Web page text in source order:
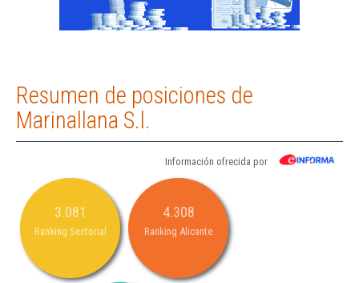
Resumen de posiciones de
Marinallana S.l.
Información ofrecida por
3.081
Ranking Sectorial
4.308
Ranking Alicante